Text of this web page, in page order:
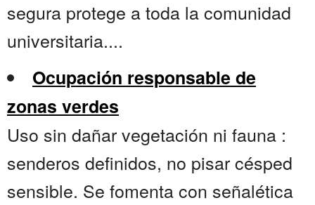
segura protege a toda la comunidad
universitaria....
Ocupación responsable de
zonas verdes
Uso sin dañar vegetación ni fauna :
senderos definidos, no pisar césped
sensible. Se fomenta con señalética